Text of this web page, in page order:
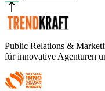
Public Relations &
für innovative Agenturen